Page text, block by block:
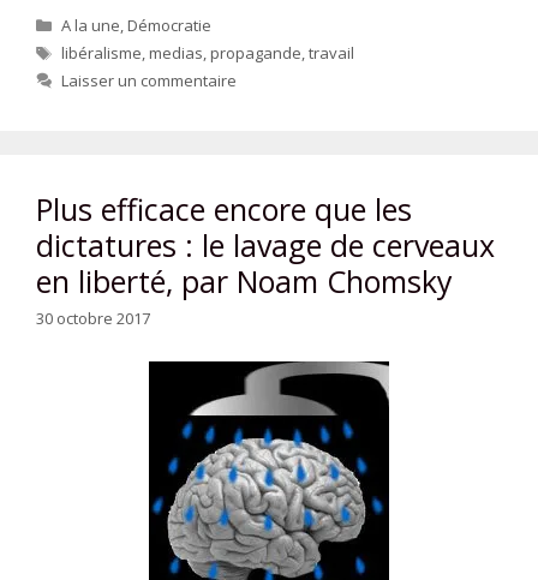
Catégories
A la une,Démocratie
Étiquettes
libéralisme,medias,propagande,travail
Laisser un commentaire
Plus efficace encore que les
dictatures : le lavage de cerveaux
en liberté, par Noam Chomsky
30 octobre 2017